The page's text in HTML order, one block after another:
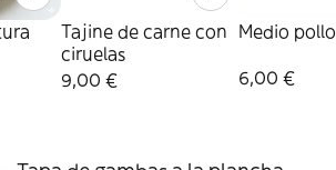
Tajine de carne con
ciruelas
9,00 €
Medio pollo
6,00 €